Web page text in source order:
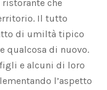
che
Il tutto
di umiltà tipico
qualcosa di nuovo.
e alcuni di loro
l’aspetto